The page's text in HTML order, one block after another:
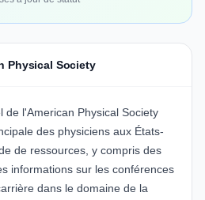
Physical Society
de l'American Physical Society
des physiciens aux États-
de ressources, y compris des
informations sur les conférences
dans le domaine de la